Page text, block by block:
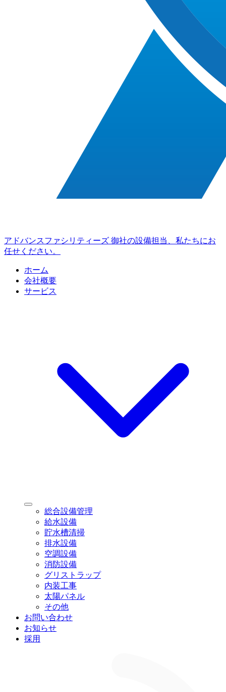
アドバンスファシリティーズ 御社の設備担当、私たちにお
任せください。
ホーム
会社概要
サービス
サ
総合設備管理
給水設備
貯水槽清掃
排水設備
空調設備
消防設備
グリストラップ
内装工事
太陽パネル
その他
お問い合わせ
お知らせ
採用